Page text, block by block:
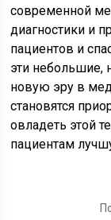
современной
диагностики и
пациентов и
эти
новую эру в
становятся
овладеть этой
пациентам